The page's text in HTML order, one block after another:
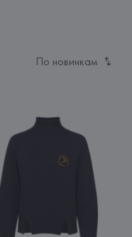
По новинкам